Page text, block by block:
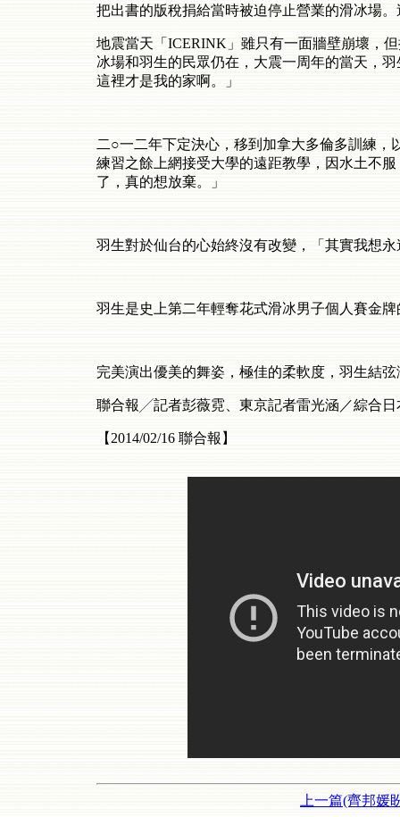
把出書的版稅捐給當時被迫停止營業的滑冰場
地震當天「 ICERINK 」雖只有一面牆壁崩壞，
冰場和羽生的民眾仍在，大震一周年的當天，
這裡才是我的家啊。」
二○一二年下定決心，移到加拿大多倫多訓練
練習之餘上網接受大學的遠距教學，因水土不
了，真的想放棄。」
羽生對於仙台的心始終沒有改變，「其實我想
羽生是史上第二年輕奪花式滑冰男子個人賽金
完美演出優美的舞姿，極佳的柔軟度，羽生結
聯合報╱記者彭薇霓、東京記者雷光涵／綜合日
【2014/02/16 聯合報】
上一篇(齊邦媛